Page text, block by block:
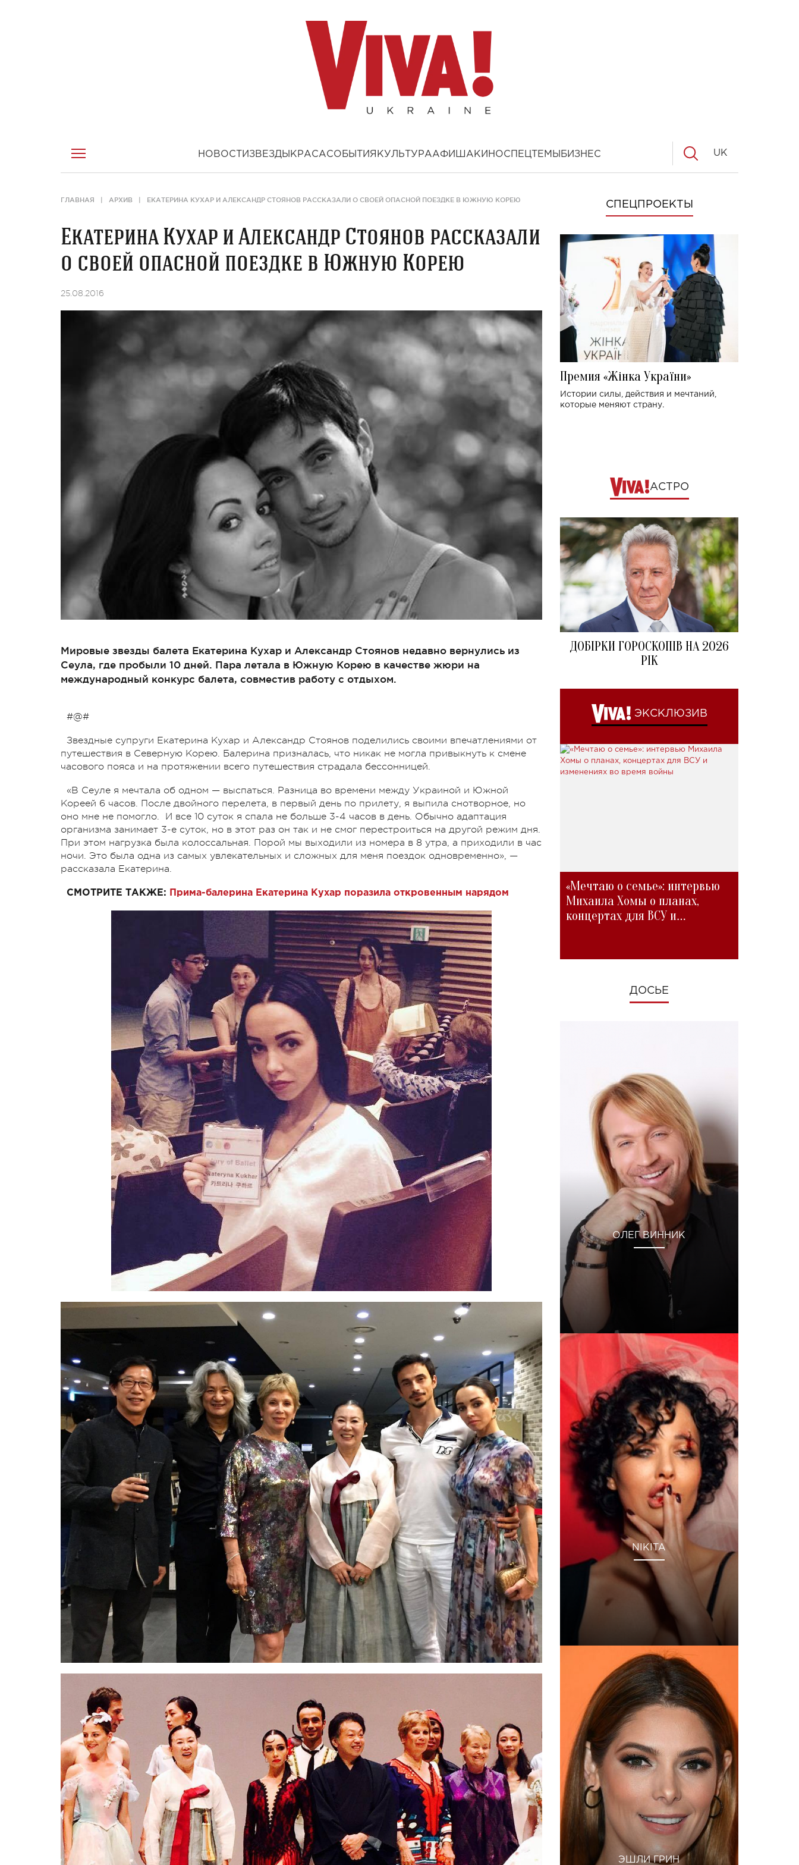
НОВОСТИ ЗВЕЗДЫ КРАСАСОБЫТИЯ КУЛЬТУРААФИША КИНОСПЕЦТЕМЫ БИЗНЕС UK
ГЛАВНАЯ АРХИВ ЕКАТЕРИНА КУХАР И АЛЕКСАНДР СТОЯНОВ РАССКАЗАЛИ О СВОЕЙ ОПАСНОЙ ПОЕЗДКЕ В ЮЖНУЮ КОРЕЮ
Екатерина Кухар и Александр Стоянов рассказали
о своей опасной поездке в Южную Корею
25.08.2016
Мировые звезды балета Екатерина Кухар и Александр Стоянов недавно вернулись из
Сеула, где пробыли 10 дней. Пара летала в Южную Корею в качестве жюри на
международный конкурс балета, совместив работу с отдыхом.
#@#
Звездные супруги Екатерина Кухар и Александр Стоянов поделились своими впечатлениями от
путешествия в Северную Корею. Балерина призналась, что никак не могла привыкнуть к смене
часового пояса и на протяжении всего путешествия страдала бессонницей.
«В Сеуле я мечтала об одном — выспаться. Разница во времени между Украиной и Южной
Кореей 6 часов. После двойного перелета, в первый день по прилету, я выпила снотворное, но
оно мне не помогло. И все 10 суток я спала не больше 3-4 часов в день. Обычно адаптация
организма занимает 3-е суток, но в этот раз он так и не смог перестроиться на другой режим дня.
При этом нагрузка была колоссальная. Порой мы выходили из номера в 8 утра, а приходили в час
ночи. Это была одна из самых увлекательных и сложных для меня поездок одновременно», —
рассказала Екатерина.
СМОТРИТЕ ТАКЖЕ: Прима-балерина Екатерина Кухар поразила откровенным нарядом
СПЕЦПРОЕКТЫ
Премия «Жінка України»
Истории силы, действия и мечтаний,
которые меняют страну.
АСТРО
ДОБІРКИ ГОРОСКОПІВ НА 2026
РІК
ЭКСКЛЮЗИВ
«Мечтаю о семье»: интервью
Михаила Хомы о планах,
концертах для ВСУ и
ДОСЬЕ
ОЛЕГ ВИННИК
NIKITA
ЭШЛИ ГРИН